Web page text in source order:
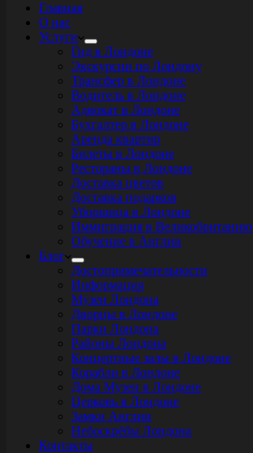
Главная
О нас
Услуги
Гид в Лондоне
Экскурсии по Лондону
Трансфер в Лондоне
Водитель в Лондоне
Адвокат в Лондоне
Бухгалтер в Лондоне
Аренда квартир
Билеты в Лондоне
Рестораны в Лондоне
Доставка цветов
Доставка подарков
Уборщица в Лондоне
Иммиграция в Великобританию
Обучение в Англии
Блог
Достопримечательности
Информация
Музеи Лондона
Дворцы в Лондоне
Парки Лондона
Районы Лондона
Концертные залы в Лондоне
Корабли в Лондоне
Дома Музеи в Лондоне
Церковь в Лондоне
Замки Англии
Небоскрёбы Лондона
Контакты